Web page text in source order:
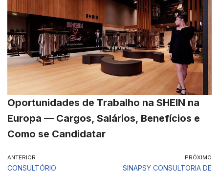
Oportunidades de Trabalho na SHEIN na
Europa — Cargos, Salários, Benefícios e
Como se Candidatar
ANTERIOR
CONSULTÓRIO
PRÓXIMO
SINAPSY CONSULTORIA DE